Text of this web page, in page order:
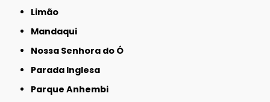
Limão
Mandaqui
Nossa Senhora do Ó
Parada Inglesa
Parque Anhembi